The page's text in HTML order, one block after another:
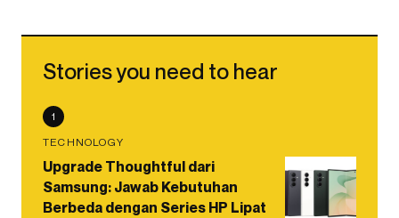
Stories you need to hear
1
TECHNOLOGY
Upgrade Thoughtful dari
Samsung: Jawab Kebutuhan
Berbeda dengan Series HP Lipat